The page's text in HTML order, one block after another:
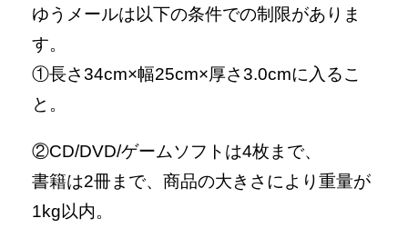
ゆうメールは以下の条件での制限がありま
す。
①長さ34cm×幅25cm×厚さ3.0cmに入るこ
と。
②CD/DVD/ゲームソフトは4枚まで、
書籍は2冊まで、商品の大きさにより重量が
1kg以内。